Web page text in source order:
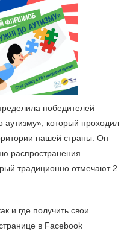
победителей
аутизму», который проходил
нашей страны. Он
распространения
традиционно отмечают 2
и где получить свои
в Facebook